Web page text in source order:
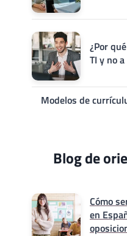
¿Por
TI y no
Modelos de
Blog de
Cómo
en